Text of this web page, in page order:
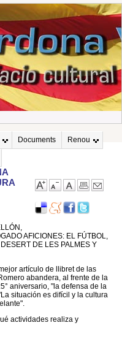
Documents Renou
AFICIONES: EL FÚTBOL,
DE LES PALMES Y
artículo de llibret de las
abandera, al frente de la
aniversario, "la defensa de la
situación es difícil y la cultura
actividades realiza y